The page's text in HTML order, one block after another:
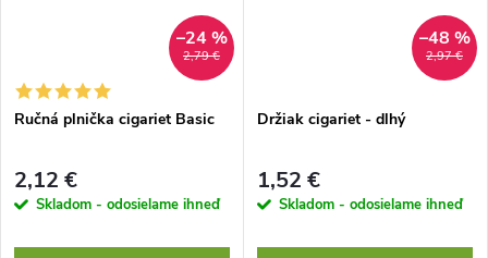
2,79 €
–24 %
Ručná plnička cigariet Basic
2,12 €
Skladom - odosielame ihneď
2,97 €
–48 %
Držiak cigariet - dlhý
1,52 €
Skladom - odosielame ihneď